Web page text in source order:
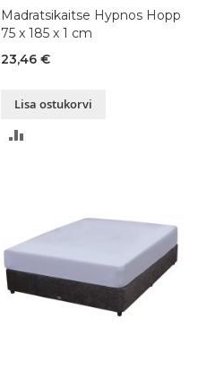
Madratsikaitse Hypnos Hopp
75 x 185 x 1 cm
23,46 €
Lisa ostukorvi